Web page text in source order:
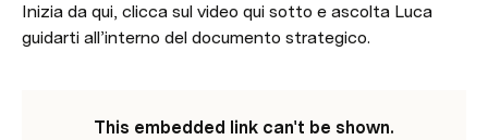
Inizia da qui, clicca sul video qui sotto e ascolta Luca
guidarti all’interno del documento strategico.
This embedded link can't be shown.